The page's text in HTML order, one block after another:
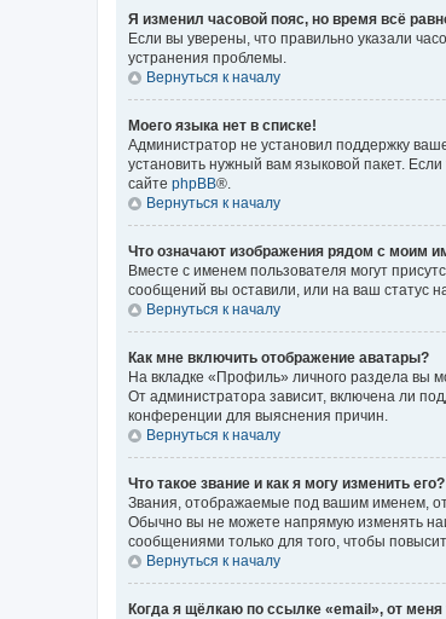
Я изменил часовой пояс, но время всё
Если вы уверены, что правильно указали
устранения проблемы.
Вернуться к началу
Моего языка нет в списке!
Администратор не установил поддержку
установить нужный вам языковой пакет.
сайте phpBB®.
Вернуться к началу
Что означают изображения рядом с моим
Вместе с именем пользователя могут
сообщений вы оставили, или на ваш статус
Вернуться к началу
Как мне включить отображение аватары?
На вкладке «Профиль» личного раздела вы
От администратора зависит, включена ли
конференции для выяснения причин.
Вернуться к началу
Что такое звание и как я могу изменить его?
Звания, отображаемые под вашим именем,
Обычно вы не можете напрямую изменять
сообщениями только для того, чтобы
Вернуться к началу
Когда я щёлкаю по ссылке «email», от